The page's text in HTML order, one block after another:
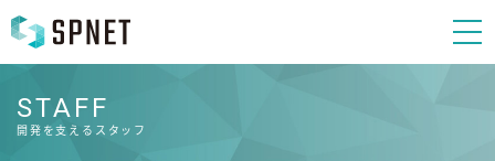
STAFF
開発を支えるスタッフ